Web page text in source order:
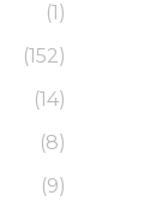
(1)
(152)
(14)
(8)
(9)